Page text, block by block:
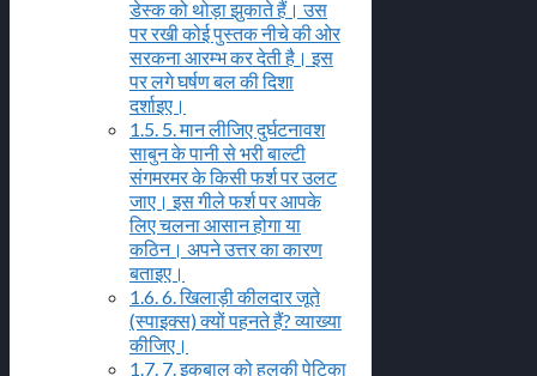
डेस्क को थोड़ा झुकाते हैं। उस
पर रखी कोई पुस्तक नीचे की ओर
सरकना आरम्भ कर देती है। इस
पर लगे घर्षण बल की दिशा
दर्शाइए।
1.5. 5. मान लीजिए दुर्घटनावश
साबुन के पानी से भरी बाल्टी
संगमरमर के किसी फर्श पर उलट
जाए। इस गीले फर्श पर आपके
लिए चलना आसान होगा या
कठिन। अपने उत्तर का कारण
बताइए।
1.6. 6. खिलाड़ी कीलदार जूते
(स्पाइक्स) क्यों पहनते हैं? व्याख्या
कीजिए।
1.7. 7. इकबाल को हलकी पेटिका